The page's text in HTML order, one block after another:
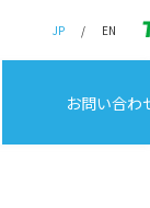
JP EN
お問い合わ